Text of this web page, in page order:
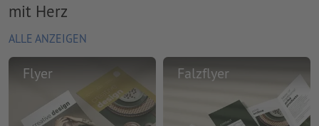
mit Herz
ALLE ANZEIGEN
Flyer Falzflyer